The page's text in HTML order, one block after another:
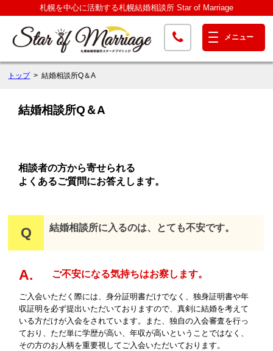
札幌を中心に活動する札幌結婚相談所 Star of Marriage
トップ 結婚相談所Q＆A
結婚相談所Q＆A
相談者の方から寄せられる
よくあるご質問にお答えします。
結婚相談所に入るのは、とても不安です。
ご不安になる気持ちはお察します。
ご入会いただく際には、身分証明書だけでなく、独身証明書や年
収証明を必ず提出いただいておりますので、真剣に結婚を考えて
いる方だけが入会をされています。また、独自の入会審査を行っ
ており、ただ単に学歴が高い、年収が高いということではなく、
その方のお人柄を重要視してご入会いただいております。